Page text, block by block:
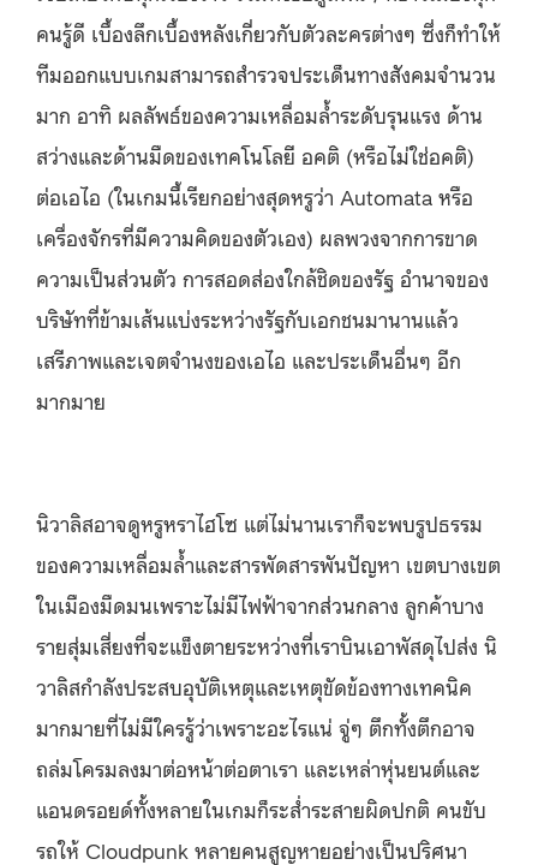
คนรู้ดี เบื้องลึกเบื้องหลังเกี่ยวกับตัวละครต่างๆ ซึ่งก็ทำให้
ทีมออกแบบเกมสามารถสำรวจประเด็นทางสังคมจำนวน
มาก อาทิ ผลลัพธ์ของความเหลื่อมล้ำระดับรุนแรง ด้าน
สว่างและด้านมืดของเทคโนโลยี อคติ (หรือไม่ใช่อคติ)
ต่อเอไอ (ในเกมนี้เรียกอย่างสุดหรูว่า Automata หรือ
เครื่องจักรที่มีความคิดของตัวเอง) ผลพวงจากการขาด
ความเป็นส่วนตัว การสอดส่องใกล้ชิดของรัฐ อำนาจของ
บริษัทที่ข้ามเส้นแบ่งระหว่างรัฐกับเอกชนมานานแล้ว
เสรีภาพและเจตจำนงของเอไอ และประเด็นอื่นๆ อีก
มากมาย
นิวาลิสอาจดูหรูหราไฮโซ แต่ไม่นานเราก็จะพบรูปธรรม
ของความเหลื่อมล้ำและสารพัดสารพันปัญหา เขตบางเขต
ในเมืองมืดมนเพราะไม่มีไฟฟ้าจากส่วนกลาง ลูกค้าบาง
รายสุ่มเสี่ยงที่จะแข็งตายระหว่างที่เราบินเอาพัสดุไปส่ง นิ
วาลิสกำลังประสบอุบัติเหตุและเหตุขัดข้องทางเทคนิค
มากมายที่ไม่มีใครรู้ว่าเพราะอะไรแน่ จู่ๆ ตึกทั้งตึกอาจ
ถล่มโครมลงมาต่อหน้าต่อตาเรา และเหล่าหุ่นยนต์และ
แอนดรอยด์ทั้งหลายในเกมก็ระส่ำระสายผิดปกติ คนขับ
รถให้ Cloudpunk หลายคนสูญหายอย่างเป็นปริศนา